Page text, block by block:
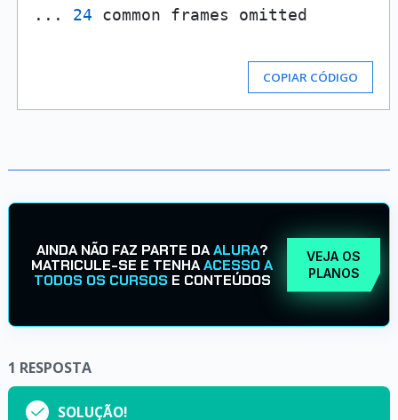
... 24 common frames omitted
COPIAR CÓDIGO
AINDA NÃO FAZ PARTE DAALURA?
MATRICULE-SE E TENHAACESSO A
TODOS OS CURSOS E CONTEÚDOS
VEJA OS
PLANOS
1 RESPOSTA
SOLUÇÃO!